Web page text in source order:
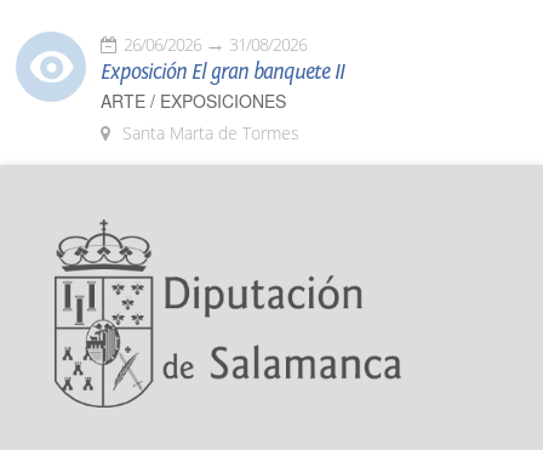
26/06/2026 31/08/2026
Exposición El gran banquete II
ARTE / EXPOSICIONES
Santa Marta de Tormes